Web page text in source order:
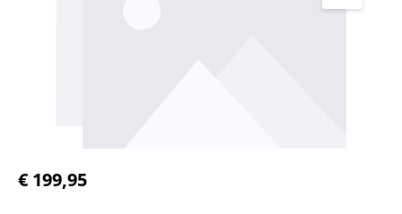
Normale prijs:
€ 199,95